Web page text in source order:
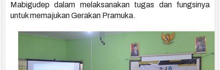
Mabigudep dalam melaksanakan tugas dan fungsinya
untuk memajukan Gerakan Pramuka.